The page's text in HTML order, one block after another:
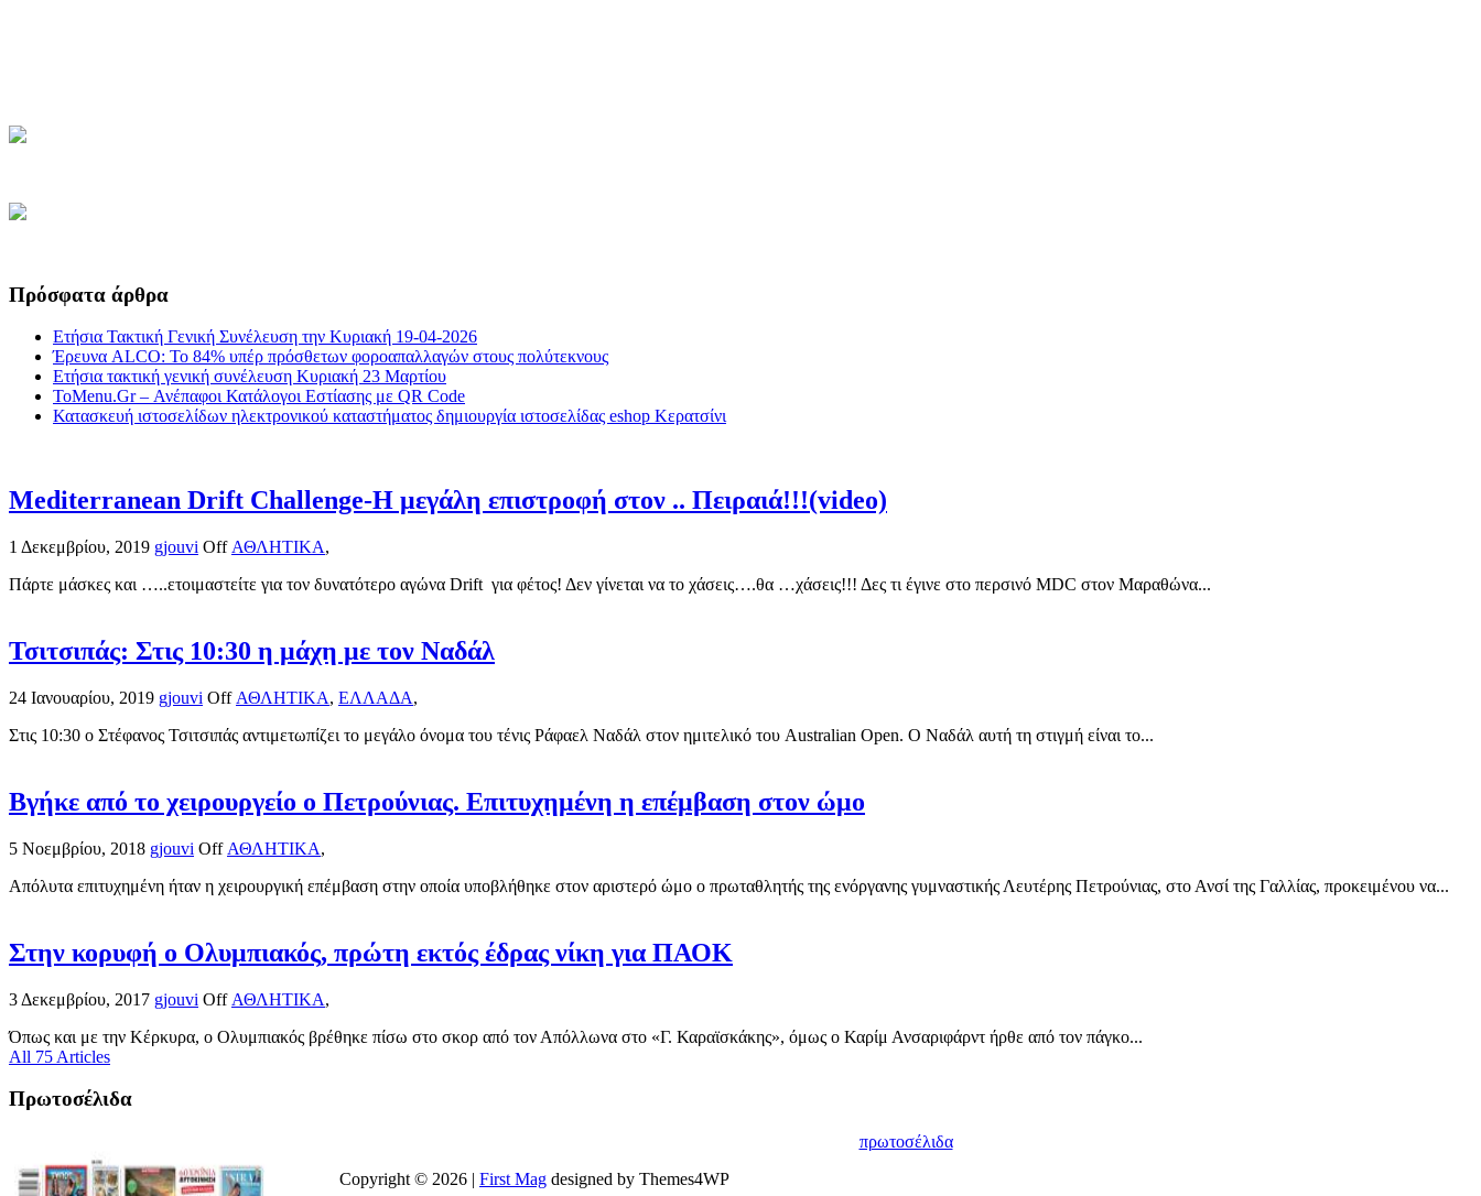
Πρόσφατα άρθρα
Ετήσια Τακτική Γενική Συνέλευση την Κυριακή 19-04-2026
Έρευνα ALCO: Το 84% υπέρ πρόσθετων φοροαπαλλαγών στους πολύτεκνους
Ετήσια τακτική γενική συνέλευση Κυριακή 23 Μαρτίου
ToMenu.Gr – Ανέπαφοι Κατάλογοι Εστίασης με QR Code
Κατασκευή ιστοσελίδων ηλεκτρονικού καταστήματος δημιουργία ιστοσελίδας eshop Κερατσίνι
Mediterranean Drift Challenge-Η μεγάλη επιστροφή στον .. Πειραιά!!!(video)
1 Δεκεμβρίου, 2019 gjouvi Off ΑΘΛΗΤΙΚΑ,
Πάρτε μάσκες και …..ετοιμαστείτε για τον δυνατότερο αγώνα Drift για φέτος! Δεν γίνεται να το χάσεις….θα …χάσεις!!! Δες τι έγινε στο περσινό MDC στον Μαραθώνα...
Τσιτσιπάς: Στις 10:30 η μάχη με τον Ναδάλ
24 Ιανουαρίου, 2019 gjouvi Off ΑΘΛΗΤΙΚΑ, ΕΛΛΑΔΑ,
Στις 10:30 ο Στέφανος Τσιτσιπάς αντιμετωπίζει το μεγάλο όνομα του τένις Ράφαελ Ναδάλ στον ημιτελικό του Australian Open. Ο Ναδάλ αυτή τη στιγμή είναι το...
Βγήκε από το χειρουργείο ο Πετρούνιας. Επιτυχημένη η επέμβαση στον ώμο
5 Νοεμβρίου, 2018 gjouvi Off ΑΘΛΗΤΙΚΑ,
Απόλυτα επιτυχημένη ήταν η χειρουργική επέμβαση στην οποία υποβλήθηκε στον αριστερό ώμο ο πρωταθλητής της ενόργανης γυμναστικής Λευτέρης Πετρούνιας, στο Ανσί της Γαλλίας, προκειμένου να...
Στην κορυφή ο Ολυμπιακός, πρώτη εκτός έδρας νίκη για ΠΑΟΚ
3 Δεκεμβρίου, 2017 gjouvi Off ΑΘΛΗΤΙΚΑ,
Όπως και με την Κέρκυρα, ο Ολυμπιακός βρέθηκε πίσω στο σκορ από τον Απόλλωνα στο «Γ. Καραϊσκάκης», όμως ο Καρίμ Ανσαριφάρντ ήρθε από τον πάγκο...
All 75 Articles
Πρωτοσέλιδα
πρωτοσέλιδα
Copyright © 2026 | First Mag designed by Themes4WP